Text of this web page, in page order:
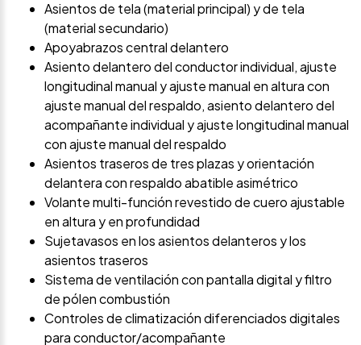
Asientos de tela (material principal) y de tela
(material secundario)
Apoyabrazos central delantero
Asiento delantero del conductor individual, ajuste
longitudinal manual y ajuste manual en altura con
ajuste manual del respaldo, asiento delantero del
acompañante individual y ajuste longitudinal manual
con ajuste manual del respaldo
Asientos traseros de tres plazas y orientación
delantera con respaldo abatible asimétrico
Volante multi-función revestido de cuero ajustable
en altura y en profundidad
Sujetavasos en los asientos delanteros y los
asientos traseros
Sistema de ventilación con pantalla digital y filtro
de pólen combustión
Controles de climatización diferenciados digitales
para conductor/acompañante